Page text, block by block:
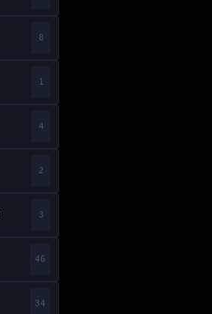
8
1
4
2
3
46
34